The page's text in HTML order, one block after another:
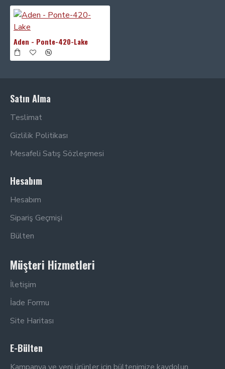
Aden - Ponte-420-Lake
Satın Alma
Teslimat
Gizlilik Politikası
Mesafeli Satış Sözleşmesi
Hesabım
Hesabım
Sipariş Geçmişi
Bülten
Müşteri Hizmetleri
İletişim
İade Formu
Site Haritası
E-Bülten